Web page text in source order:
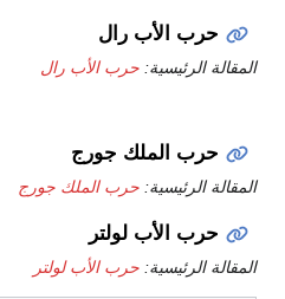
حرب الأب رال
المقالة الرئيسية: حرب الأب رال
حرب الملك جورج
المقالة الرئيسية: حرب الملك جورج
حرب الأب لولتر
المقالة الرئيسية: حرب الأب لولتر